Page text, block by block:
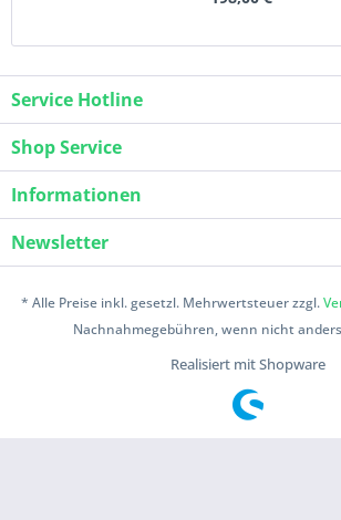
Service Hotline
Shop Service
Informationen
Newsletter
* Alle Preise inkl. gesetzl. Mehrwertsteuer zzgl.
Nachnahmegebühren, wenn nicht
Realisiert mit Shopware